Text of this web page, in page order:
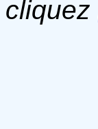
cliquez